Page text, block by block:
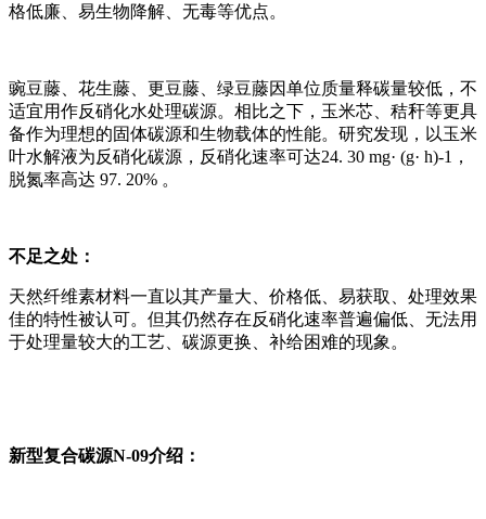
格低廉、易生物降解、无毒等优点。
豌豆藤、花生藤、更豆藤、绿豆藤因单位质量释碳量较低，不
适宜用作反硝化水处理碳源。相比之下，玉米芯、秸秆等更具
备作为理想的固体碳源和生物载体的性能。研究发现，以玉米
叶水解液为反硝化碳源，反硝化速率可达24. 30 mg· (g· h)-1，
脱氮率高达 97. 20% 。
不足之处：
天然纤维素材料一直以其产量大、价格低、易获取、处理效果
佳的特性被认可。但其仍然存在反硝化速率普遍偏低、无法用
于处理量较大的工艺、碳源更换、补给困难的现象。
新型复合碳源N-09介绍：